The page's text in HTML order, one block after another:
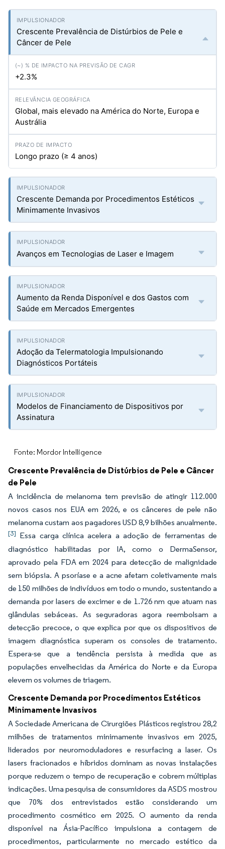
Crescente Prevalência de Distúrbios de Pele e
Câncer de Pele
+2.3%
Global, mais elevado na América do Norte, Europa e
Austrália
Longo prazo (≥ 4 anos)
Crescente Demanda por Procedimentos Estéticos
Minimamente Invasivos
Avanços em Tecnologias de Laser e Imagem
Aumento da Renda Disponível e dos Gastos com
Saúde em Mercados Emergentes
Adoção da Telermatologia Impulsionando
Diagnósticos Portáteis
Modelos de Financiamento de Dispositivos por
Assinatura
Fonte: Mordor Intelligence
Crescente Prevalência de Distúrbios de Pele e Câncer
de Pele
A incidência de melanoma tem previsão de atingir 112.000
novos casos nos EUA em 2026, e os cânceres de pele não
melanoma custam aos pagadores USD 8,9 bilhões anualmente.
[3] Essa carga clínica acelera a adoção de ferramentas de
diagnóstico habilitadas por IA, como o DermaSensor,
aprovado pela FDA em 2024 para detecção de malignidade
sem biópsia. A psoríase e a acne afetam coletivamente mais
de 150 milhões de indivíduos em todo o mundo, sustentando a
demanda por lasers de excimer e de 1.726 nm que atuam nas
glândulas sebáceas. As seguradoras agora reembolsam a
detecção precoce, o que explica por que os dispositivos de
imagem diagnóstica superam os consoles de tratamento.
Espera-se que a tendência persista à medida que as
populações envelhecidas da América do Norte e da Europa
elevem os volumes de triagem.
Crescente Demanda por Procedimentos Estéticos
Minimamente Invasivos
A Sociedade Americana de Cirurgiões Plásticos registrou 28,2
milhões de tratamentos minimamente invasivos em 2025,
liderados por neuromoduladores e resurfacing a laser. Os
lasers fracionados e híbridos dominam as novas instalações
porque reduzem o tempo de recuperação e cobrem múltiplas
indicações. Uma pesquisa de consumidores da ASDS mostrou
que 70% dos entrevistados estão considerando um
procedimento cosmético em 2025. O aumento da renda
disponível na Ásia-Pacífico impulsiona a contagem de
procedimentos, particularmente no mercado estético da